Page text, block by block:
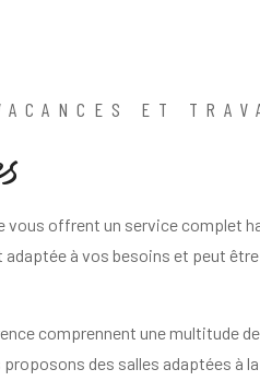
ET
s
vous offrent un service complet
à vos besoins et peut être
comprennent une multitude de
proposons des salles adaptées à